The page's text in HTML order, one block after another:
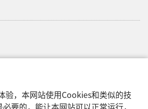
验，本网站使用Cookies和类似的技
要的，能让本网站可以正常运行，